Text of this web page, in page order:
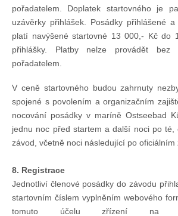
pořadatelem. Doplatek startovného je
uzávěrky přihlášek. Posádky přihlášené
platí navýšené startovné 13 000,- Kč do
přihlášky. Platby nelze provádět bez
pořadatelem.
V ceně startovného budou zahrnuty
spojené s povolením a organizačním
nocování posádky v maríně Ostseebad
jednu noc před startem a další noci po té,
závod, včetně noci následující po oficiálním
8. Registrace
Jednotliví členové posádky do závodu
startovním číslem vyplněním webového
tomuto účelu zřízení na